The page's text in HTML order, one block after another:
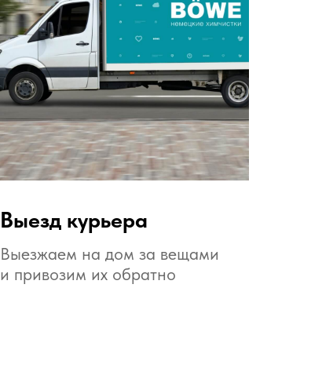
Выезд курьера
Выезжаем на дом за вещами
и привозим их обратно